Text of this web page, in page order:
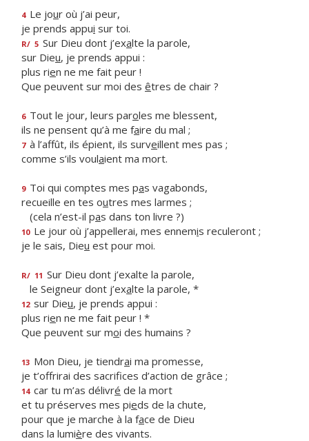
4 Le jour où j’ai peur,
je prends appui sur toi.
R/ 5 Sur Dieu dont j’exalte la parole,
sur Dieu, je prends appui :
plus rien ne me fait peur !
Que peuvent sur moi des êtres de chair ?
6 Tout le jour, leurs paroles me blessent,
ils ne pensent qu’à me faire du mal ;
7 à l’affût, ils épient, ils surveillent mes pas ;
comme s’ils voulaient ma mort.
9 Toi qui comptes mes pas vagabonds,
recueille en tes outres mes larmes ;
(cela n’est-il pas dans ton livre ?)
10 Le jour où j’appellerai, mes ennemis reculeront ;
je le sais, Dieu est pour moi.
R/ 11 Sur Dieu dont j’exalte la parole,
le Seigneur dont j’exalte la parole, *
12 sur Dieu, je prends appui :
plus rien ne me fait peur ! *
Que peuvent sur moi des humains ?
13 Mon Dieu, je tiendrai ma promesse,
je t’offrirai des sacrifces d’action de grâce ;
14 car tu m’as délivré de la mort
et tu préserves mes pieds de la chute,
pour que je marche à la face de Dieu
dans la lumière des vivants.